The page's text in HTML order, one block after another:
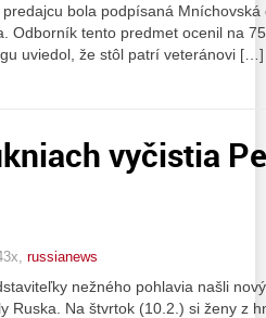
bola podpísaná
Odborník tento predmet ocenil na
uviedol, že stôl patrí veteránovi […]
vyčistia
russianews
nežného pohlavia našli
Ruska. Na štvrtok (10.2.) si ženy z